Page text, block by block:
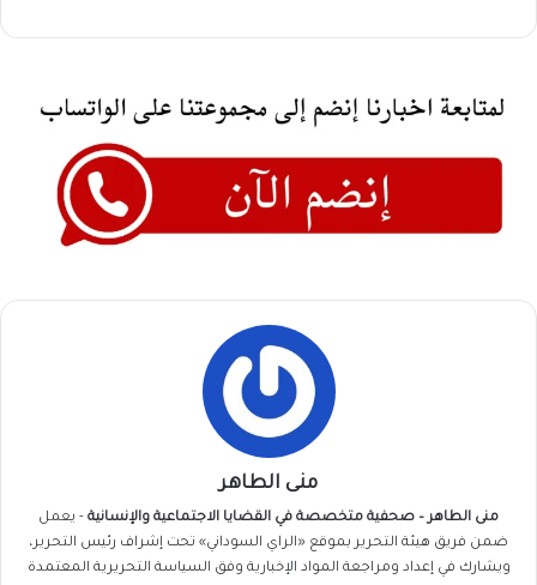
منى الطاهر
منى الطاهر – صحفية متخصصة في القضايا الاجتماعية والإنسانية - يعمل
ضمن فريق هيئة التحرير بموقع «الراي السوداني» تحت إشراف رئيس التحرير،
ويشارك في إعداد ومراجعة المواد الإخبارية وفق السياسة التحريرية المعتمدة